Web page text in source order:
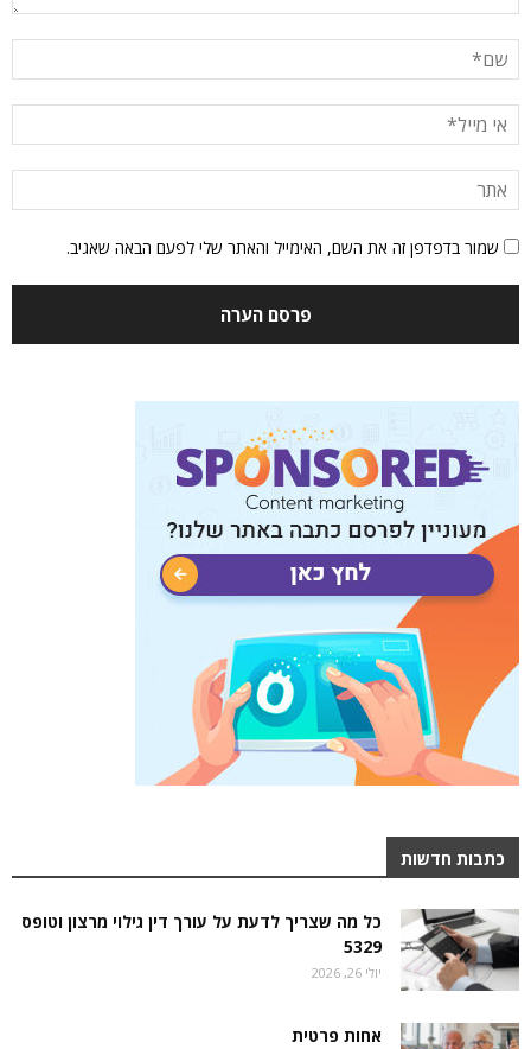
שמור בדפדפן זה את השם, האימייל והאתר שלי לפעם הבאה שאגיב.
כתבות חדשות
כל מה שצריך לדעת על עורך דין גילוי מרצון וטופס
5329
יולי 26, 2026
אחות פרטית